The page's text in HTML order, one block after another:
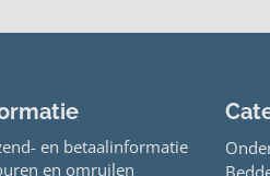
en betaalinformatie
en omruilen